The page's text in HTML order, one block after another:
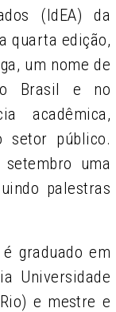
(IdEA) da
quarta edição,
um nome de
Brasil e no
acadêmica,
setor público.
uma
palestras
graduado em
Universidade
e mestre e